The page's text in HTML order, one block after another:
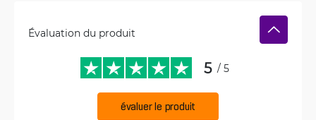
Évaluation du produit
5 / 5
évaluer le produit